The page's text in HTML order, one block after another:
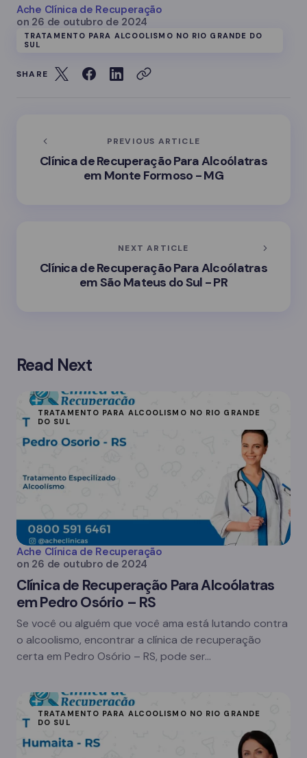
Ache Clínica de Recuperação
on 26 de outubro de 2024
TRATAMENTO PARA ALCOOLISMO NO RIO GRANDE DO
SUL
SHARE
PREVIOUS ARTICLE
Clínica de Recuperação Para Alcoólatras
em Monte Formoso - MG
NEXT ARTICLE
Clínica de Recuperação Para Alcoólatras
em São Mateus do Sul - PR
Read Next
TRATAMENTO PARA ALCOOLISMO NO RIO GRANDE
DO SUL
Ache Clínica de Recuperação
on 26 de outubro de 2024
Clínica de Recuperação Para Alcoólatras
em Pedro Osório – RS
Se você ou alguém que você ama está lutando contra
o alcoolismo, encontrar a clínica de recuperação
certa em Pedro Osório – RS, pode ser…
TRATAMENTO PARA ALCOOLISMO NO RIO GRANDE
DO SUL